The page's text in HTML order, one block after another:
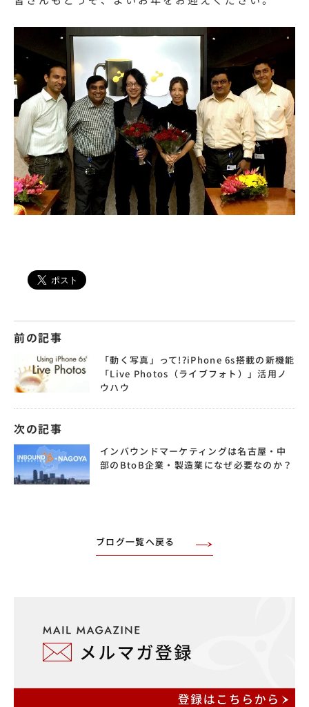
前の記事
「動く写真」って!?iPhone 6s搭載の新機能
「Live Photos（ライブフォト）」活用ノ
ウハウ
次の記事
インバウンドマーケティングは名古屋・中
部のBtoB企業・製造業になぜ必要なのか？
ブログ一覧へ戻る